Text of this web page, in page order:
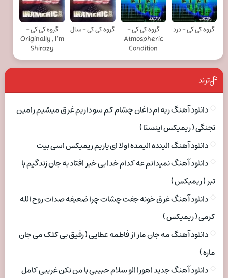
گروه کی کی - درد
گروه کی کی -
Atmospheric
Condition
گروه کی کی - سال
گروه کی کی -
Originally , I’m
Shirazy
ترند
دانلود آهنگ ریه ام داغان چشام کم سو داریم غرق میشیم رامین
تجنگی ( ریمیکس اینستا )
دانلود آهنگ الینده الیمده اولا ای یاریم ریمیکس اسی بیت
دانلود آهنگ نمیدانم عه کدام خدا بی خبر افتاد به جان زندگیم با
تبر ( ریمیکس )
دانلود آهنگ غرق خونه جفت چشات چرا ضعیفه صدات روح الله
کرمی ( ریمیکس )
دانلود آهنگ مه جان مار از فاطمه عطایی ( رفیق بی کلک می جان
ماره )
دانلود آهنگ جدید اهورا الو سلام حبیبی با من نکن غریبی کامل